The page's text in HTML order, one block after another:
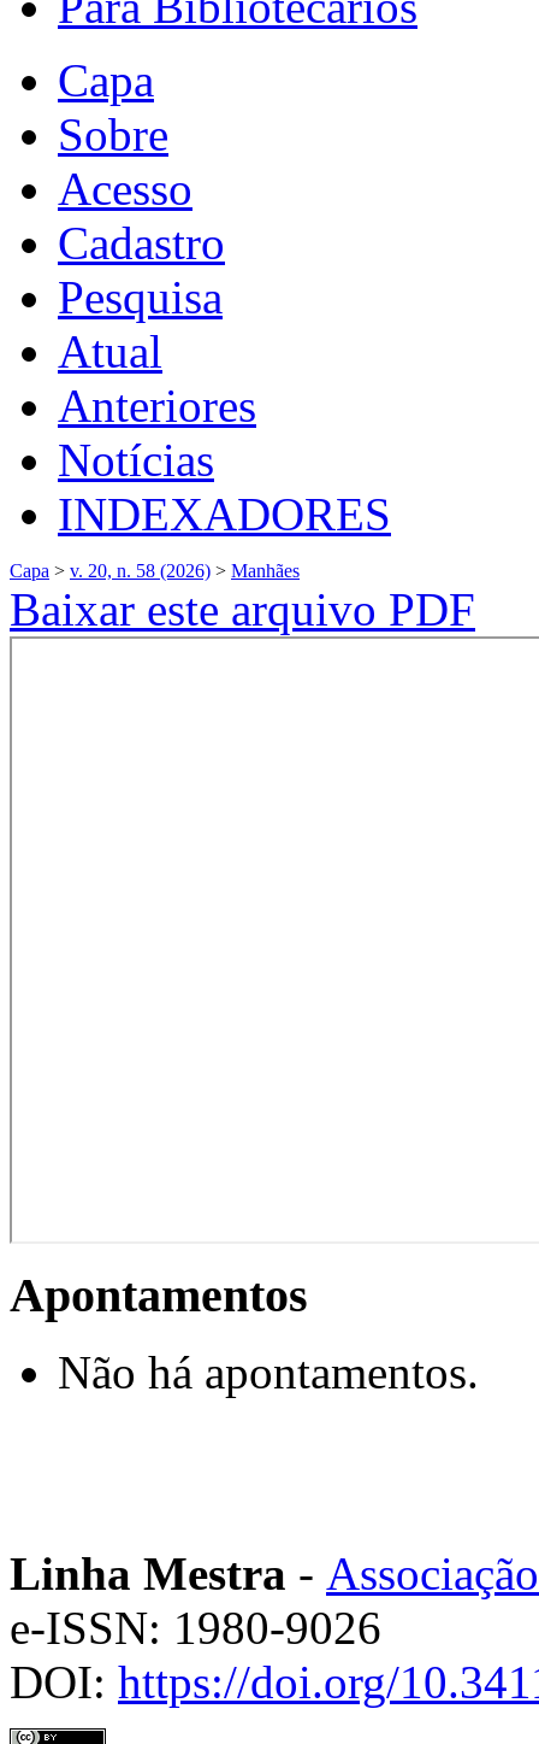
Capa
Sobre
Acesso
Cadastro
Pesquisa
Atual
Anteriores
Notícias
INDEXADORES
Capa > v. 20, n. 58 (2026) > Manhães
Baixar este arquivo PDF
Apontamentos
Não há apontamentos.
Linha Mestra -
e-ISSN: 1980-9026
DOI: https://doi.org/